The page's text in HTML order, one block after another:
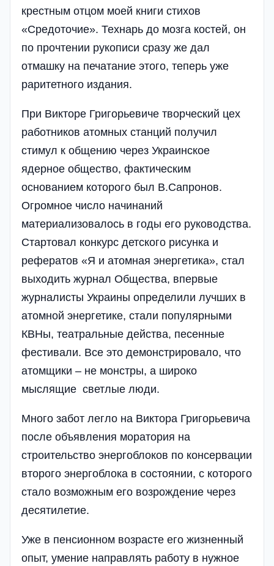
крестным отцом моей книги стихов
«Средоточие». Технарь до мозга костей, он
по прочтении рукописи сразу же дал
отмашку на печатание этого, теперь уже
раритетного издания.
При Викторе Григорьевиче творческий цех
работников атомных станций получил
стимул к общению через Украинское
ядерное общество, фактическим
основанием которого был В.Сапронов.
Огромное число начинаний
материализовалось в годы его руководства.
Стартовал конкурс детского рисунка и
рефератов «Я и атомная энергетика», стал
выходить журнал Общества, впервые
журна­листы Украины определили лучших в
атомной энергетике, стали популярными
КВНы, театральн­ые действа, песенные
фестивали. Все это демонстрировало, что
атомщики – не монстры, а широко
мыслящие светлые люди.
Много забот легло на Виктора Григорьевича
после объявления моратория на
строительство энергоблоков по консервации
второго энергоблока в состоянии, с которого
стало возможным его возрождение через
десятилетие.
Уже в пенсионном возрасте его жизненный
опыт, умение направлять работу в нужное